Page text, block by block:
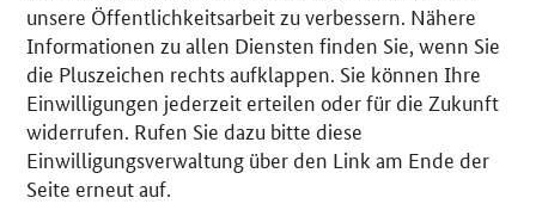
unsere Öffentlichkeitsarbeit zu verbessern. Nähere
Informationen zu allen Diensten finden Sie, wenn Sie
die Pluszeichen rechts aufklappen. Sie können Ihre
Einwilligungen jederzeit erteilen oder für die Zukunft
widerrufen. Rufen Sie dazu bitte diese
Einwilligungsverwaltung über den Link am Ende der
Seite erneut auf.